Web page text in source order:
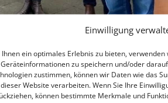
Einwilligung
Ihnen ein optimales Erlebnis zu bieten,
zu speichern und/oder
zustimmen, können wir Daten wie das
Website verarbeiten. Wenn Sie Ihre
können bestimmte Merkmale und
und Claudia Stüer (5.v.r.) ermöglichten den